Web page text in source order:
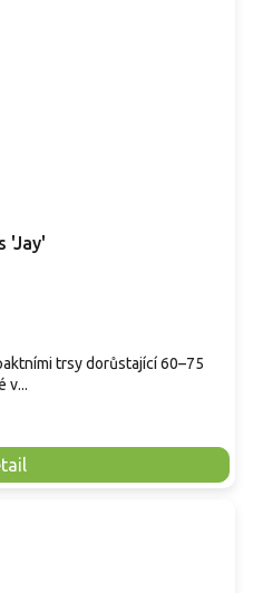
'Jay'
trsy dorůstající 60–75
v...